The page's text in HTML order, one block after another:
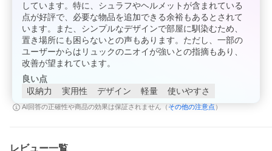
しています。特に、シュラフやヘルメットが含まれている
点が好評で、必要な物品を追加できる余裕もあるとされて
います。また、シンプルなデザインで部屋に馴染むため、
置き場所にも困らないとの声もあります。ただし、一部の
ユーザーからはリュックのニオイが強いとの指摘もあり、
改善が望まれています。
良い点
収納力
実用性 デザイン 軽量 使いやすさ
AI回答の正確性や商品の効果は保証されません（ その他の注意点 ）
レビュー一覧